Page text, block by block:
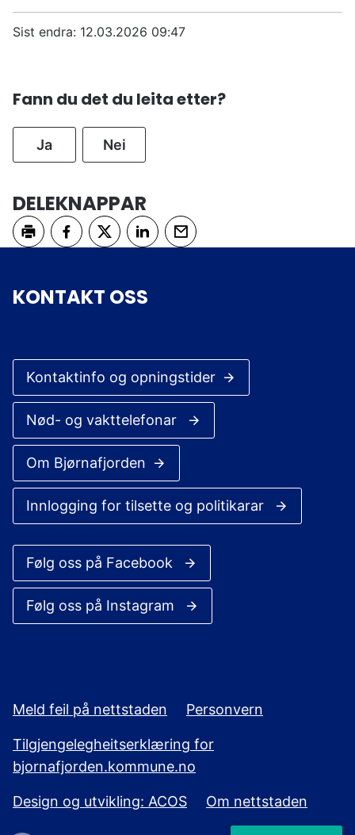
Sist endra 12.03.2026 09:47
Fann du det du leita etter?
Ja Nei
DELEKNAPPAR
KONTAKT OSS
Kontaktinfo og opningstider
Nød- og vakttelefonar
Om Bjørnafjorden
Innlogging for tilsette og politikarar
Følg oss på Facebook
Følg oss på Instagram
Meld feil på nettstaden Personvern
Tilgjengelegheitserklæring for
bjornafjorden.kommune.no
Design og utvikling: ACOS Om nettstaden